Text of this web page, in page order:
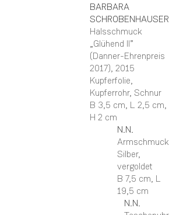
BARBARA
SCHROBENHAUSER
Halsschmuck
„Glühend II”
(Danner-Ehrenpreis
2017), 2015
Kupferfolie,
Kupferrohr, Schnur
B 3,5 cm, L 2,5 cm,
H 2 cm
N.N.
Armschmuck
Silber,
vergoldet
B 7,5 cm, L
19,5 cm
N.N.